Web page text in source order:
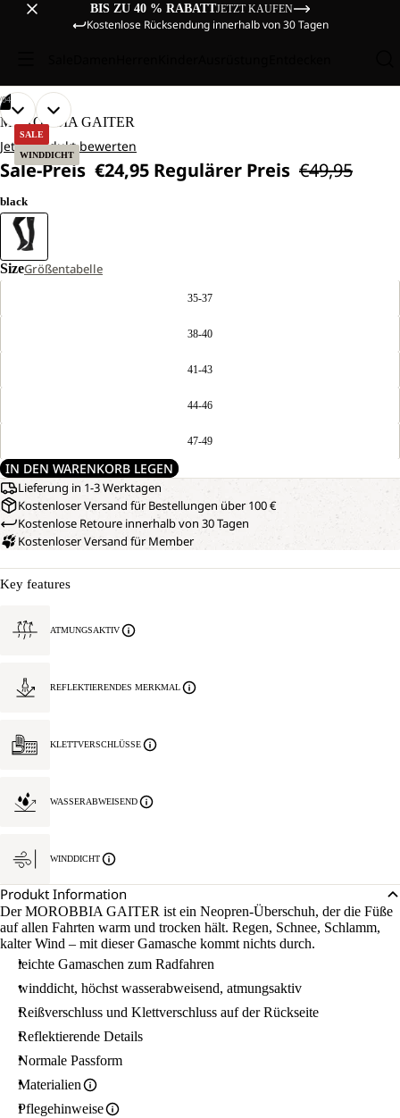
BIS ZU 40 % RABATTJETZT KAUFEN
Kostenlose Rücksendung innerhalb von 30 Tagen
SALE
WINDDICHT
04
BILD
VOLLBILD
ÖFFNEN
BILD
VOLLBILD
ÖFFNEN
BILD
VOLLBILD
ÖFFNEN
BILD
VOLLBILD
ÖFFNEN
MOROBBIA GAITER
Jetzt Produkt bewerten
Sale-Preis €24,95 Regulärer Preis €49,95
black
SizeGrößentabelle
35-37
38-40
41-43
44-46
47-49
IN DEN WARENKORB LEGEN
Lieferung in 1-3 Werktagen
Kostenloser Versand für Bestellungen über 100 €
Kostenlose Retoure innerhalb von 30 Tagen
Kostenloser Versand für Member
Key features
ATMUNGSAKTIV
REFLEKTIERENDES MERKMAL
KLETTVERSCHLÜSSE
WASSERABWEISEND
WINDDICHT
Produkt Information
Der MOROBBIA GAITER ist ein Neopren-Überschuh, der die Füße
auf allen Fahrten warm und trocken hält. Regen, Schnee, Schlamm,
kalter Wind – mit dieser Gamasche kommt nichts durch.
leichte Gamaschen zum Radfahren
winddicht, höchst wasserabweisend, atmungsaktiv
Reißverschluss und Klettverschluss auf der Rückseite
Reflektierende Details
Normale Passform
Materialien
Pflegehinweise